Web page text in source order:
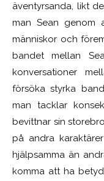
äventyrsanda, likt
man Sean genom
människor och
bandet mellan
konversationer
försöka styrka
man tacklar
bevittnar sin
på andra
hjälpsamma än
komma att ha